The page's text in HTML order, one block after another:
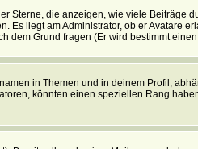
die anzeigen, wie viele Beiträge
liegt am Administrator, ob er Avatare
dem Grund fragen (Er wird bestimmt
in Themen und in deinem Profil,
könnten einen speziellen Rang